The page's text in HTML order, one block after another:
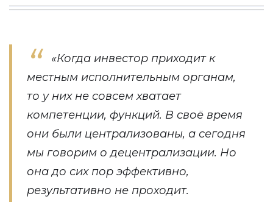
«Когда инвестор приходит к
местным исполнительным органам,
то у них не совсем хватает
компетенции, функций. В своё время
они были централизованы, а сегодня
мы говорим о децентрализации. Но
она до сих пор эффективно,
результативно не проходит.